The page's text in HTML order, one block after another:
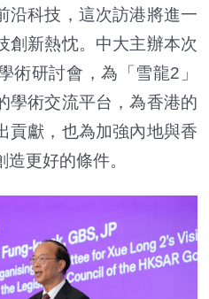
沿科技，這次訪港將進一
創新熱忱。中大主辦本次
術研討會，為「雪龍2」
學術交流平台，為香港的
貢獻，也為加強內地與香
更好的條件。